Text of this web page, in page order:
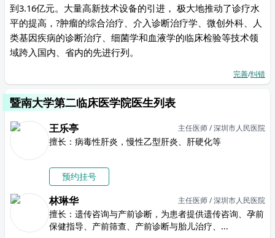
到3.16亿元。大量高新技术设备的引进， 极大地推动了诊疗水
平的提高，?肿瘤的综合治疗、介入诊断治疗学、微创外科、人
类基因疾病的诊断治疗、细菌学和血液学的临床检验等技术领
域跨入国内、省内的先进行列。
完善/纠错
暨南大学第二临床医学院医生列表
王乐亭 主任医师 / 深圳市人民医院
擅长：病毒性肝炎，慢性乙型肝炎、肝硬化等
预约挂号
林琳华 主任医师 / 深圳市人民医院
擅长：遗传咨询与产前诊断，为患者提供遗传咨询、孕前
保健指导、产前筛查、产前诊断与胎儿治疗、...